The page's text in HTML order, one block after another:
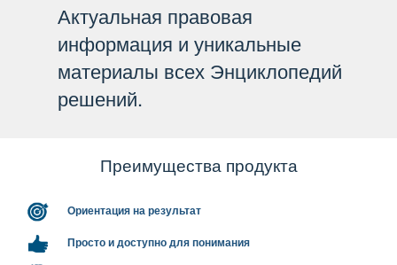
Актуальная правовая
информация и уникальные
материалы всех Энциклопедий
решений.
Преимущества продукта
Ориентация на результат
Просто и доступно для понимания